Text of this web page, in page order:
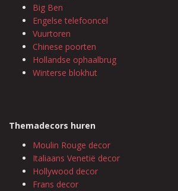
Big Ben
Engelse telefooncel
Vuurtoren
Chinese poorten
Hollandse ophaalbrug
Winterse blokhut
Themadecors huren
Moulin Rouge decor
Italiaans Venetië decor
Hollywood decor
Frans decor